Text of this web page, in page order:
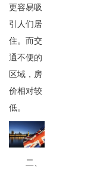
更容易吸
引人们居
住。而交
通不便的
区域，房
价相对较
低。
二、